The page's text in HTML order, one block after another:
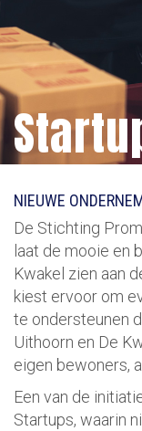
NIEUWE
De Stichting
laat de mooie en
Kwakel zien aan
kiest ervoor om
te ondersteunen
Uithoorn en De
eigen bewoners,
Een van de
Startups, waarin